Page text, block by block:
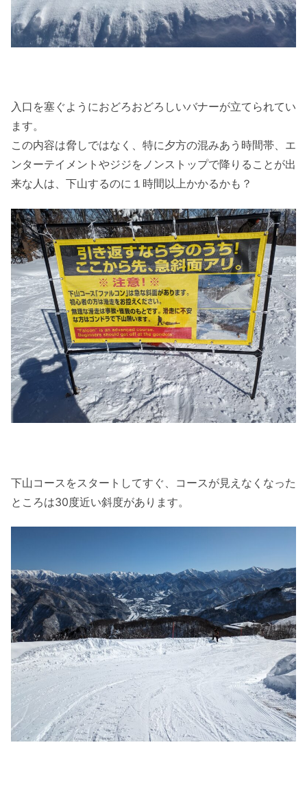
入口を塞ぐようにおどろおどろしいバナーが立てられてい
ます。
この内容は脅しではなく、特に夕方の混みあう時間帯、エ
ンターテイメントやジジをノンストップで降りることが出
来な人は、下山するのに１時間以上かかるかも？
下山コースをスタートしてすぐ、コースが見えなくなった
ところは30度近い斜度があります。